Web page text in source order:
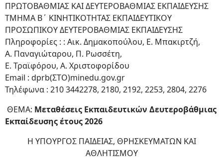
ΠΡΩΤΟΒΑΘΜΙΑΣ ΚΑΙ ΔΕΥΤΕΡΟΒΑΘΜΙΑΣ ΕΚΠΑΙΔΕΥΣΗΣ
ΤΜΗΜΑ Β΄ ΚΙΝΗΤΙΚΟΤΗΤΑΣ ΕΚΠΑΙΔΕΥΤΙΚΟΥ
ΠΡΟΣΩΠΙΚΟΥ ΔΕΥΤΕΡΟΒΑΘΜΙΑΣ ΕΚΠΑΙΔΕΥΣΗΣ
Πληροφορίες : : Αικ. Δημακοπούλου, Ε. Μπακιρτζή,
Α. Παναγιώταρου, Π. Ρωσσέτη,
Ε. Τραϊφόρου, Α. Χριστοφορίδου
Email : dprb(ΣΤΟ)minedu.gov.gr
Τηλέφωνα : 210 3442278, 2180, 2192, 2253, 2804, 2276
ΘΕΜΑ: Μεταθέσεις Εκπαιδευτικών Δευτεροβάθμιας
Εκπαίδευσης έτους 2026
Η ΥΠΟΥΡΓΟΣ ΠΑΙΔΕΙΑΣ, ΘΡΗΣΚΕΥΜΑΤΩΝ ΚΑΙ
ΑΘΛΗΤΙΣΜΟΥ